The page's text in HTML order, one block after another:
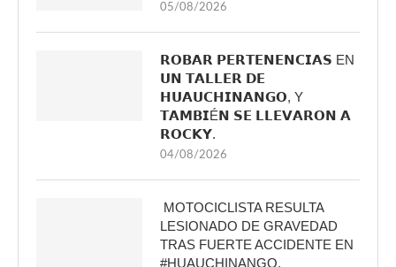
05/08/2026
𝗥𝗢𝗕𝗔𝗥 𝗣𝗘𝗥𝗧𝗘𝗡𝗘𝗡𝗖𝗜𝗔𝗦 EN
𝗨𝗡 𝗧𝗔𝗟𝗟𝗘𝗥 𝗗𝗘
𝗛𝗨𝗔𝗨𝗖𝗛𝗜𝗡𝗔𝗡𝗚𝗢, Y
𝗧𝗔𝗠𝗕𝗜É𝗡 𝗦𝗘 𝗟𝗟𝗘𝗩𝗔𝗥𝗢𝗡 𝗔
𝗥𝗢𝗖𝗞𝗬.
04/08/2026
MOTOCICLISTA RESULTA
LESIONADO DE GRAVEDAD
TRAS FUERTE ACCIDENTE EN
#HUAUCHINANGO.